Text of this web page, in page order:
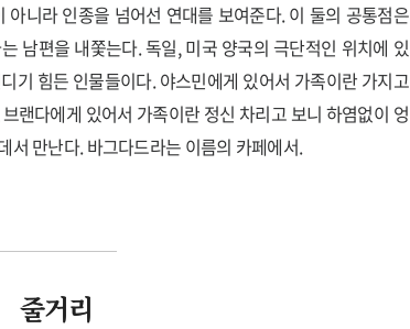
니라 인종을 넘어선 연대를 보여준다. 이 둘의 공통점은
남편을 내쫓는다. 독일, 미국 양국의 극단적인 위치에 있
기 힘든 인물들이다. 야스민에게 있어서 가족이란 가지고
랜다에게 있어서 가족이란 정신 차리고 보니 하염없이 엉
서 만난다. 바그다드라는 이름의 카페에서.
줄거리